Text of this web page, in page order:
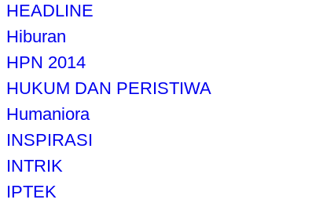
HEADLINE
Hiburan
HPN 2014
HUKUM DAN PERISTIWA
Humaniora
INSPIRASI
INTRIK
IPTEK